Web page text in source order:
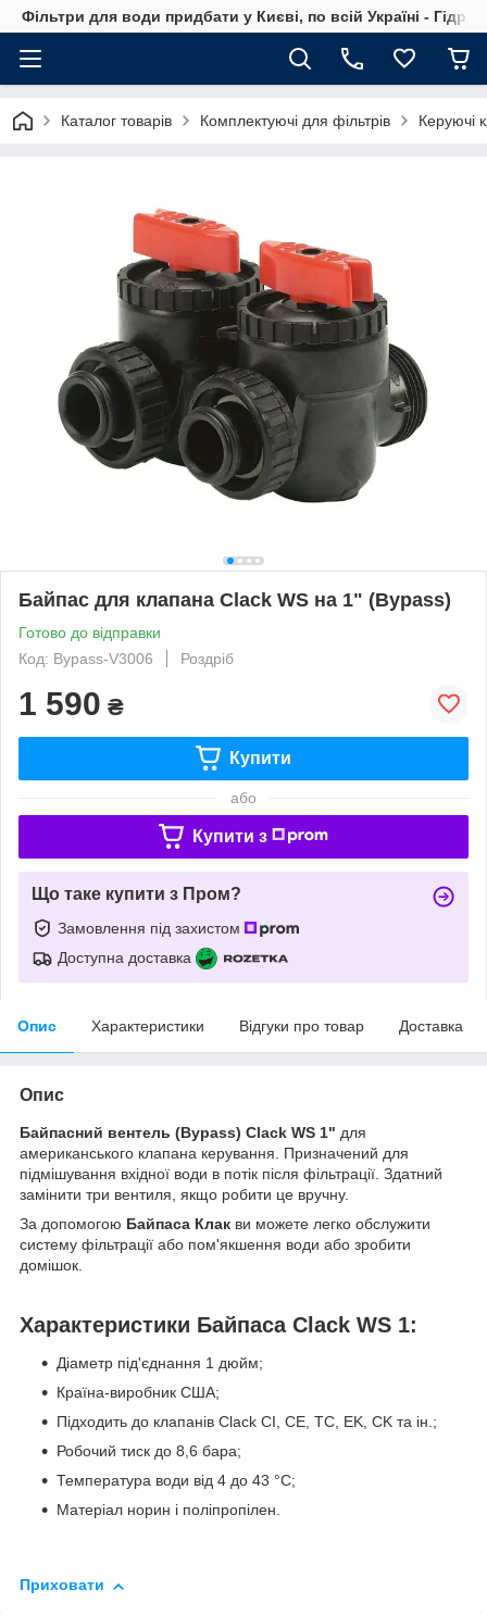
Фільтри для води придбати у Києві, по всій Україні - Гідро-
Каталог товарів Комплектуючі для фільтрів Керуючі
Байпас для клапана Clack WS на 1" (Bypass)
Готово до відправки
Код: Bypass-V3006
Роздріб
1 590 ₴
Купити
або
Купити з
Що таке купити з Пром?
Замовлення під захистом
Доступна доставка
Опис Характеристики Відгуки про товар Доставка
Опис
Байпасний вентель (Bypass) Clack WS 1" для
американського клапана керування. Призначений для
підмішування вхідної води в потік після фільтрації. Здатний
замінити три вентиля, якщо робити це вручну.
За допомогою Байпаса Клак ви можете легко обслужити
систему фільтрації або пом'якшення води або зробити
домішок.
Характеристики Байпаса Clack WS 1:
Діаметр під'єднання 1 дюйм;
Країна-виробник США;
Підходить до клапанів Clack CI, CE, TC, EK, CK та ін.;
Робочий тиск до 8,6 бара;
Температура води від 4 до 43 °С;
Матеріал норин і поліпропілен.
Приховати